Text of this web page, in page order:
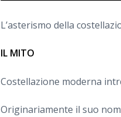
L’asterismo della
IL MITO
Costellazione moderna
Originariamente il suo